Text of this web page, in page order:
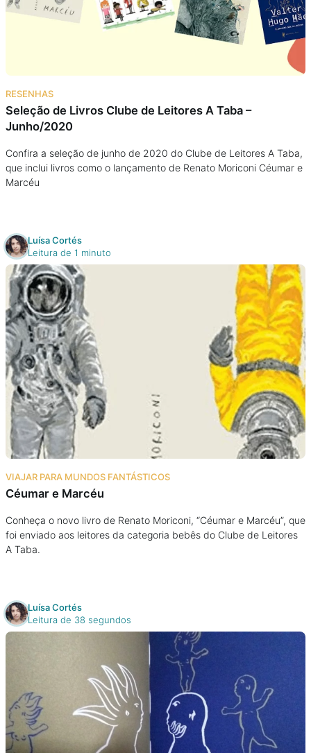
Podcast
Taba na Escola
RESENHAS
Seleção de Livros Clube de Leitores A Taba –
Junho/2020
Confira a seleção de junho de 2020 do Clube de Leitores A Taba,
que inclui livros como o lançamento de Renato Moriconi Céumar e
Marcéu
Luísa Cortés
Leitura de 1 minuto
VIAJAR PARA MUNDOS FANTÁSTICOS
Céumar e Marcéu
Conheça o novo livro de Renato Moriconi, “Céumar e Marcéu”, que
foi enviado aos leitores da categoria bebês do Clube de Leitores
A Taba.
Luísa Cortés
Leitura de 38 segundos